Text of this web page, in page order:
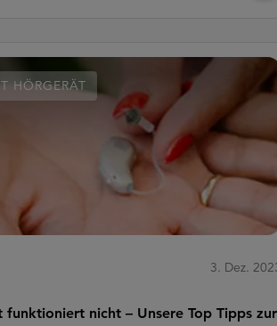
HÖRGERÄT
3. Dez.
funktioniert nicht – Unsere Top Tipps zur